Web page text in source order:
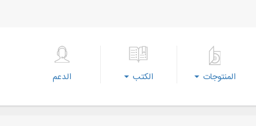
المنتوجات الكتب الدعم